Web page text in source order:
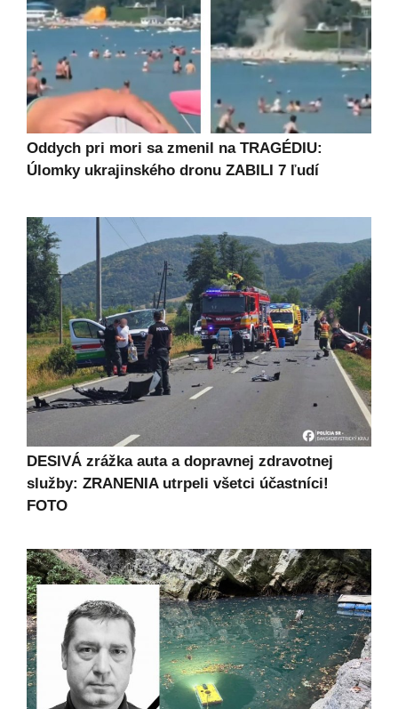
Oddych pri mori sa zmenil na TRAGÉDIU:
Úlomky ukrajinského dronu ZABILI 7 ľudí
DESIVÁ zrážka auta a dopravnej zdravotnej
služby: ZRANENIA utrpeli všetci účastníci!
FOTO